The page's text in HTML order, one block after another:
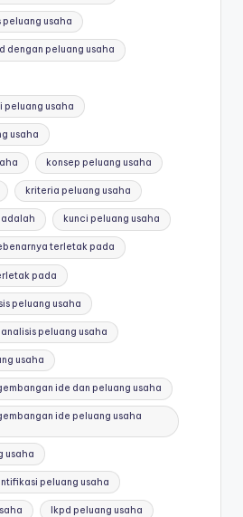
peluang usaha
dengan peluang usaha
peluang usaha
usaha
konsep peluang usaha
kriteria peluang usaha
adalah kunci peluang usaha
terletak pada
pada
peluang usaha
peluang usaha
usaha
ide dan peluang usaha
ide peluang usaha
usaha
peluang usaha
lkpd peluang usaha